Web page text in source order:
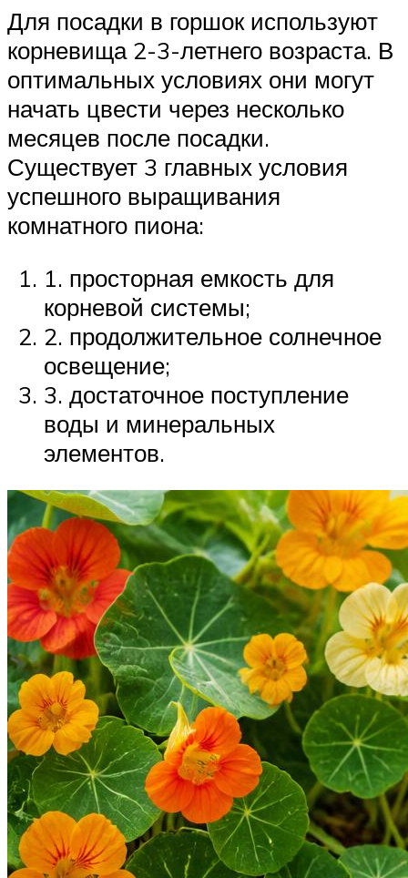
Для посадки в горшок используют
корневища 2-3-летнего возраста. В
оптимальных условиях они могут
начать цвести через несколько
месяцев после посадки.
Существует 3 главных условия
успешного выращивания
комнатного пиона:
1. просторная емкость для
корневой системы;
2. продолжительное солнечное
освещение;
3. достаточное поступление
воды и минеральных
элементов.